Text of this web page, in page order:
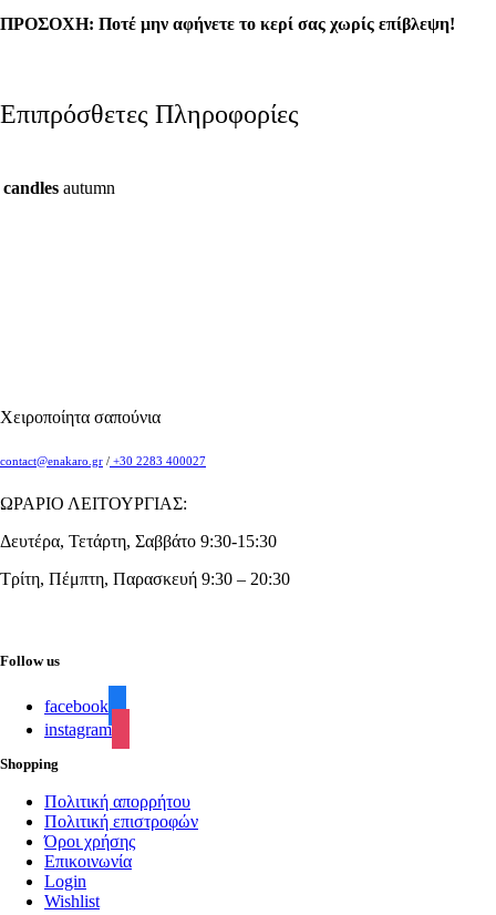
ΠΡΟΣΟΧΗ: Ποτέ μην αφήνετε το κερί σας χωρίς επίβλεψη!
Επιπρόσθετες Πληροφορίες
candles autumn
Χειροποίητα σαπούνια
contact@enakaro.gr / +30 2283 400027
ΩΡΑΡΙΟ ΛΕΙΤΟΥΡΓΙΑΣ:
Δευτέρα, Τετάρτη, Σαββάτο 9:30-15:30
Τρίτη, Πέμπτη, Παρασκευή 9:30 – 20:30
Follow us
facebook
instagram
Shopping
Πολιτική απορρήτου
Πολιτική επιστροφών
Όροι χρήσης
Επικοινωνία
Login
Wishlist